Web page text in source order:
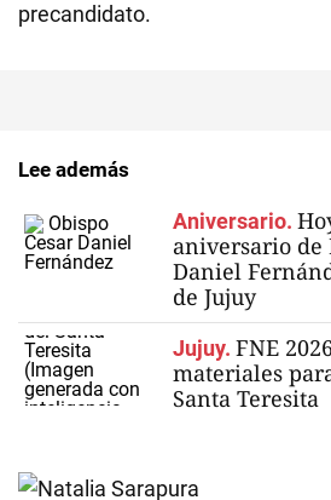
precandidato.
Lee además
Aniversario.
aniversario de
Daniel
de Jujuy
Jujuy. FNE
materiales
Santa Teresita